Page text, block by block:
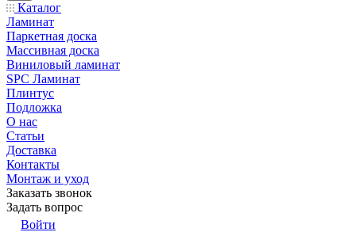
Каталог
Ламинат
Паркетная доска
Массивная доска
Виниловый ламинат
SPC Ламинат
Плинтус
Подложка
О нас
Статьи
Доставка
Контакты
Монтаж и уход
Заказать звонок
Задать вопрос
Войти